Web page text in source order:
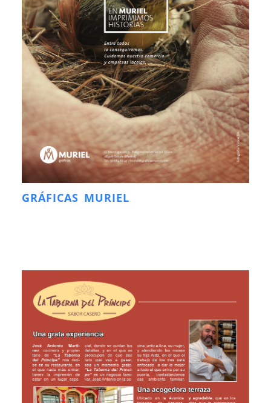
GRÁFICAS MURIEL